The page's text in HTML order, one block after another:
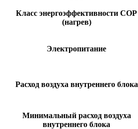
Класс энергоэффективности COP
(нагрев)
Электропитание
Расход воздуха внутреннего блока
Минимальный расход воздуха
внутреннего блока